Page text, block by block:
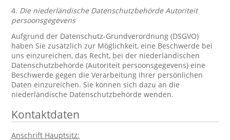
4. Die niederländische Datenschutzbehörde Autoriteit
persoonsgegevens
Aufgrund der Datenschutz-Grundverordnung (DSGVO)
haben Sie zusätzlich zur Möglichkeit, eine Beschwerde bei
uns einzureichen, das Recht, bei der niederländischen
Datenschutzbehörde (Autoriteit persoonsgegevens) eine
Beschwerde gegen die Verarbeitung Ihrer persönlichen
Daten einzureichen. Sie können sich dazu an die
niederländische Datenschutzbehörde wenden.
Kontaktdaten
Anschrift Hauptsitz: